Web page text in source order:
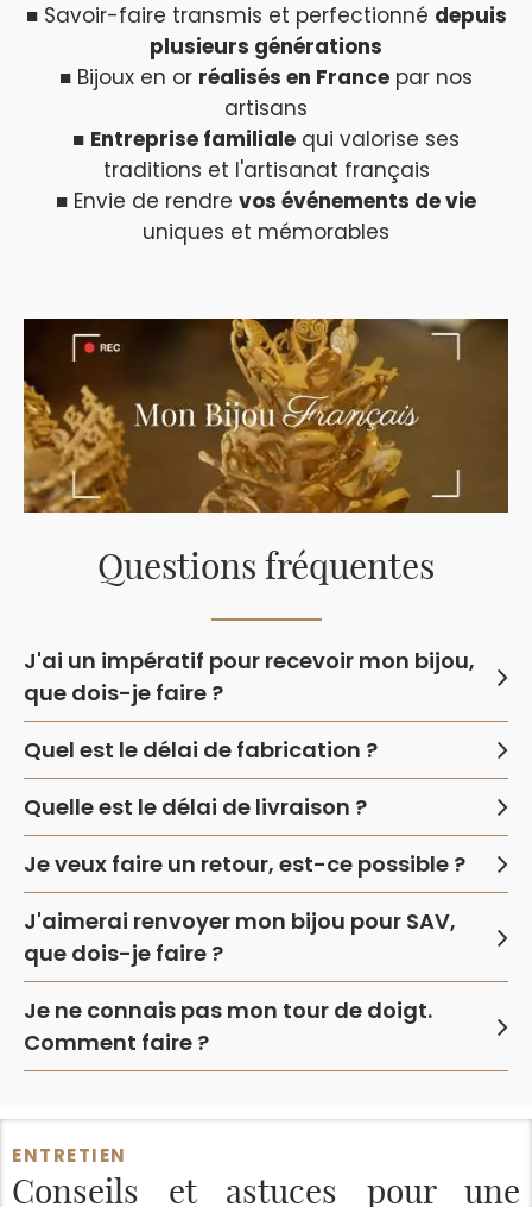
Questions fréquentes
J'ai un impératif pour recevoir mon bijou,
que dois-je faire ?
Quel est le délai de fabrication ?
Quelle est le délai de livraison ?
Je veux faire un retour, est-ce possible ?
J'aimerai renvoyer mon bijou pour SAV,
que dois-je faire ?
Je ne connais pas mon tour de doigt.
Comment faire ?
■ Savoir-faire transmis et perfectionné depuis
plusieurs générations
■ Bijoux en or réalisés en France par nos
artisans
■ Entreprise familiale qui valorise ses
traditions et l'artisanat français
■ Envie de rendre vos événements de vie
uniques et mémorables
ENTRETIEN
Conseils et astuces pour une